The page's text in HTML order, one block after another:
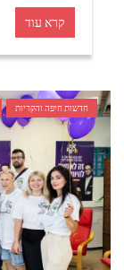
קרא עוד
חדשות חיפה והקריות